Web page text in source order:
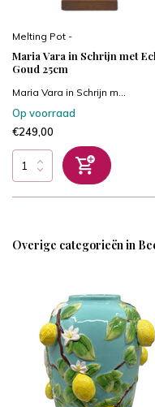
Melting Pot -
Maria Vara in Schrijn met
Goud 25cm
Maria Vara in Schrijn m...
Op voorraad
€249,00
Overige categorieën in